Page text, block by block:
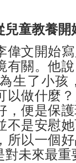
兒童教養開
偉文開始
有關。他
生了小孩
以做什麼
，便是保
不是安慰
所以一個
未來最重